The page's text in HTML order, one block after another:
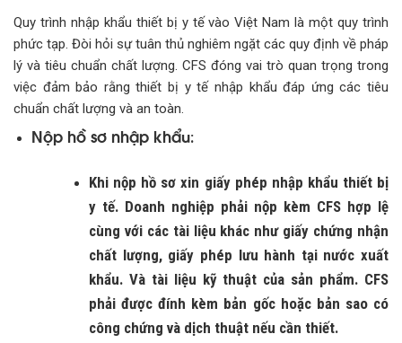
Quy trình nhập khẩu thiết bị y tế vào Việt Nam là một quy trình
phức tạp. Đòi hỏi sự tuân thủ nghiêm ngặt các quy định về pháp
lý và tiêu chuẩn chất lượng. CFS đóng vai trò quan trọng trong
việc đảm bảo rằng thiết bị y tế nhập khẩu đáp ứng các tiêu
chuẩn chất lượng và an toàn.
Nộp hồ sơ nhập khẩu:
Khi nộp hồ sơ xin giấy phép nhập khẩu thiết bị
y tế. Doanh nghiệp phải nộp kèm CFS hợp lệ
cùng với các tài liệu khác như giấy chứng nhận
chất lượng, giấy phép lưu hành tại nước xuất
khẩu. Và tài liệu kỹ thuật của sản phẩm. CFS
phải được đính kèm bản gốc hoặc bản sao có
công chứng và dịch thuật nếu cần thiết.